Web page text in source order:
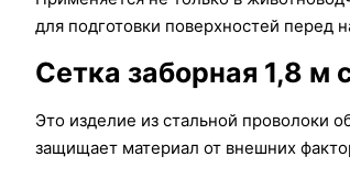
для подготовки поверхностей перед
Сетка заборная 1,8
Это изделие из стальной проволоки
защищает материал от внешних